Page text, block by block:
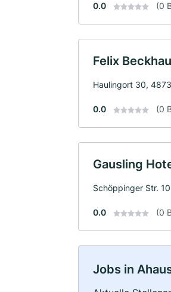
0.0 (0
Felix
Haulingort 30,
0.0 (0
Gausling
Schöppinger Str.
0.0 (0
Jobs in